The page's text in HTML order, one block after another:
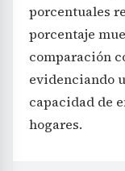
porcentuales
porcentaje
comparación
evidenciando
capacidad de
hogares.